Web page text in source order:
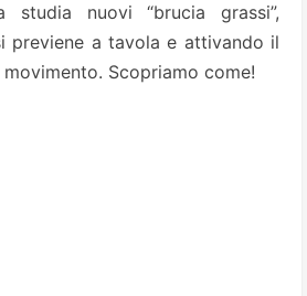
studia nuovi “brucia grassi”,
previene a tavola e attivando il
Scopriamo come!